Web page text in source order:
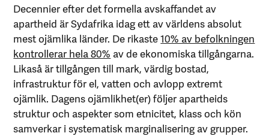
Decennier efter det formella avskaffandet av
apartheid är Sydafrika idag ett av världens absolut
mest ojämlika länder. De rikaste10% av befolkningen
kontrollerar hela 80% av de ekonomiska tillgångarna.
Likaså är tillgången till mark, värdig bostad,
infrastruktur för el, vatten och avlopp extremt
ojämlik. Dagens ojämlikhet(er) följer apartheids
struktur och aspekter som etnicitet, klass och kön
samverkar i systematisk marginalisering av grupper.